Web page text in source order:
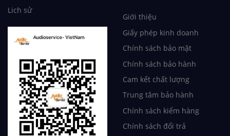
Lich sử
Giới thiệu
Giấy phép kinh doanh
Chính sách bảo mật
Chính sách bảo hành
Cam kết chất lượng
Trung tâm bảo hành
Chính sách kiểm hàng
Chính sách đổi trả